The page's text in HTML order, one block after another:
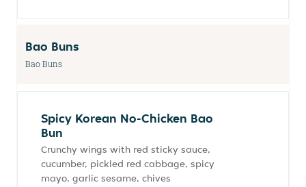
Bao Buns
Bao Buns
Spicy Korean No-Chicken Bao
Bun
Crunchy wings with red sticky sauce,
cucumber, pickled red cabbage, spicy
mayo, garlic sesame, chives